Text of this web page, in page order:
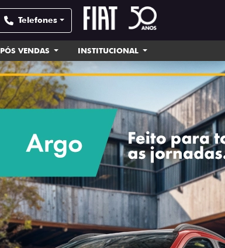
Telefones
PÓS VENDAS INSTITUCIONAL